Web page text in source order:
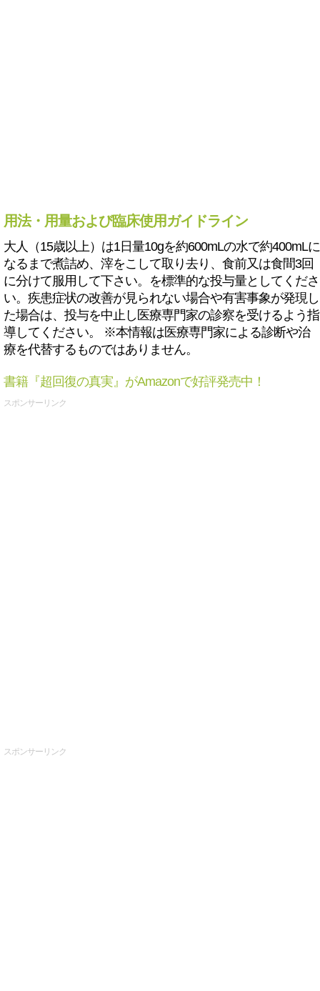
用法・用量および臨床使用ガイドライン
大人（15歳以上）は1日量10gを約600mLの水で約400mLに
なるまで煮詰め、滓をこして取り去り、食前又は食間3回
に分けて服用して下さい。を標準的な投与量としてくださ
い。疾患症状の改善が見られない場合や有害事象が発現し
た場合は、投与を中止し医療専門家の診察を受けるよう指
導してください。 ※本情報は医療専門家による診断や治
療を代替するものではありません。
書籍『超回復の真実』がAmazonで好評発売中！
スポンサーリンク
スポンサーリンク